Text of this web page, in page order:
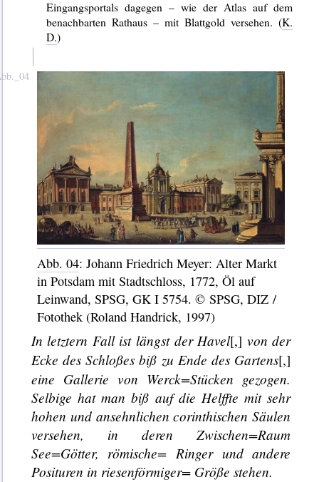
Eingangsportals dagegen – wie der Atlas auf dem
benachbarten Rathaus – mit Blattgold versehen. (K.
D.)
Abb. 04: Johann Friedrich Meyer: Alter Markt
in Potsdam mit Stadtschloss, 1772, Öl auf
Leinwand, SPSG, GK I 5754. © SPSG, DIZ /
Fotothek (Roland Handrick, 1997)
In letztern Fall ist längst der Havel[,] von der
Ecke des Schloßes biß zu Ende des Gartens[,]
eine Gallerie von Werck=Stücken gezogen.
Selbige hat man biß auf die Helffte mit sehr
hohen und ansehnlichencorinthischen Säulen
versehen, in deren Zwischen=Raum
See=Götter, römische= Ringer und andere
Posituren in riesenförmiger= Größe stehen.